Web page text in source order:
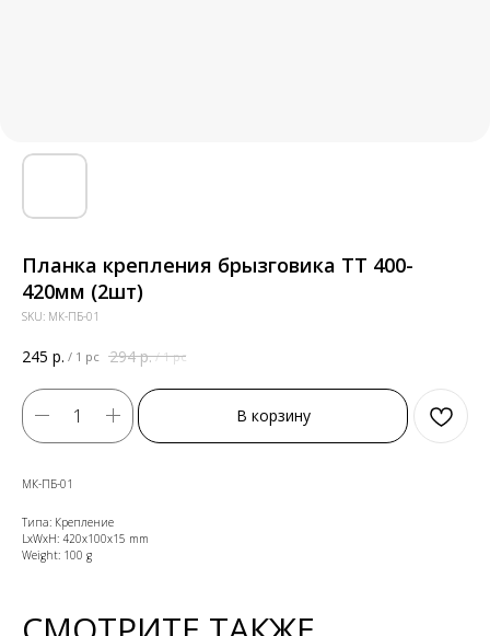
Планка крепления брызговика ТТ 400-
420мм (2шт)
SKU: МК-ПБ-01
245 р. / 1 pc 294 р. / 1 pc
В корзину
МК-ПБ-01
Типа: Крепление
LxWxH: 420x100x15 mm
Weight: 100 g